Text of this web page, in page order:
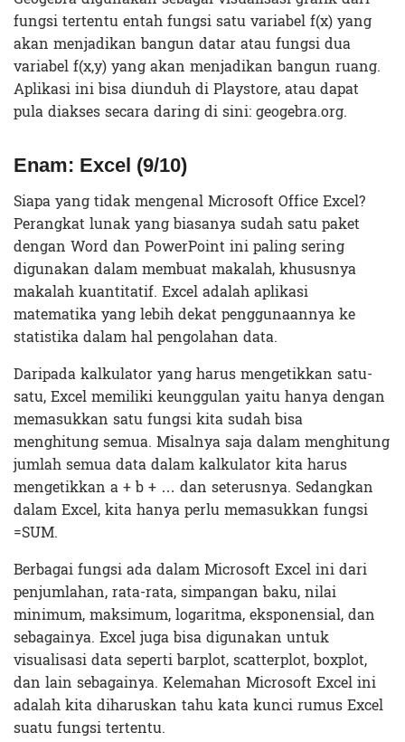
fungsi tertentu entah fungsi satu variabel f(x) yang
akan menjadikan bangun datar atau fungsi dua
variabel f(x,y) yang akan menjadikan bangun ruang.
Aplikasi ini bisa diunduh di Playstore, atau dapat
pula diakses secara daring di sini: geogebra.org.
Enam: Excel (9/10)
Siapa yang tidak mengenal Microsoft Office Excel?
Perangkat lunak yang biasanya sudah satu paket
dengan Word dan PowerPoint ini paling sering
digunakan dalam membuat makalah, khususnya
makalah kuantitatif. Excel adalah aplikasi
matematika yang lebih dekat penggunaannya ke
statistika dalam hal pengolahan data.
Daripada kalkulator yang harus mengetikkan satu-
satu, Excel memiliki keunggulan yaitu hanya dengan
memasukkan satu fungsi kita sudah bisa
menghitung semua. Misalnya saja dalam menghitung
jumlah semua data dalam kalkulator kita harus
mengetikkan a + b + … dan seterusnya. Sedangkan
dalam Excel, kita hanya perlu memasukkan fungsi
=SUM.
Berbagai fungsi ada dalam Microsoft Excel ini dari
penjumlahan, rata-rata, simpangan baku, nilai
minimum, maksimum, logaritma, eksponensial, dan
sebagainya. Excel juga bisa digunakan untuk
visualisasi data seperti barplot, scatterplot, boxplot,
dan lain sebagainya. Kelemahan Microsoft Excel ini
adalah kita diharuskan tahu kata kunci rumus Excel
suatu fungsi tertentu.